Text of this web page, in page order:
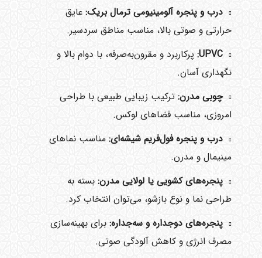
درب و پنجره آلومینیومی ترمال بریک:عایق
حرارتی و صوتی بالا، مناسب مناطق سردسیر.
UPVC:پرکاربرد و مقرون‌به‌صرفه، با دوام بالا و
نگهداری آسان.
چوبی مدرن:ترکیب زیبایی طبیعی با طراحی
امروزی، مناسب فضاهای لوکس.
درب و پنجره فول‌فریم شیشه‌ای:مناسب نماهای
مینیمال و مدرن.
پنجره‌های کشویی یا لولایی مدرن:بسته به
طراحی نما و نوع بازشو، می‌توان انتخاب کرد.
پنجره‌های دوجداره و سه‌جداره:برای بهینه‌سازی
مصرف انرژی و کاهش آلودگی صوتی.